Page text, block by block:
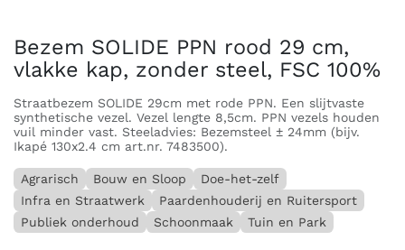
Bezem SOLIDE PPN rood 29 cm,
vlakke kap, zonder steel, FSC 100%
Straatbezem SOLIDE 29cm met rode PPN. Een slijtvaste
synthetische vezel. Vezel lengte 8,5cm. PPN vezels houden
vuil minder vast. Steeladvies: Bezemsteel ± 24mm (bijv.
Ikapé 130x2.4 cm art.nr. 7483500).
Agrarisch Bouw en Sloop
Doe-het-zelf
Infra en Straatwerk
Paardenhouderij en Ruitersport
Publiek onderhoud
Schoonmaak Tuin en Park